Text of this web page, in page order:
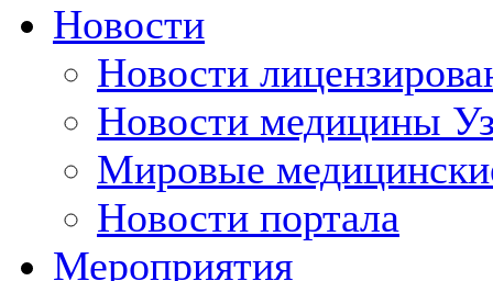
Новости
Новости
Новости медицины
Мировые
Новости портала
Мероприятия